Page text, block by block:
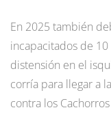
En 2025 también
incapacitados de
distensión en el
corría para llegar a
contra los